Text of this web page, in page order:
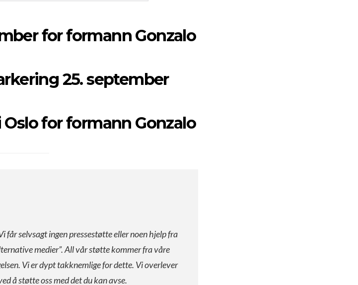
for formann Gonzalo
25. september
for formann Gonzalo
får selvsagt ingen pressestøtte eller noen hjelp fra
medier”. All vår støtte kommer fra våre
Vi er dypt takknemlige for dette. Vi overlever
å støtte oss med det du kan avse.